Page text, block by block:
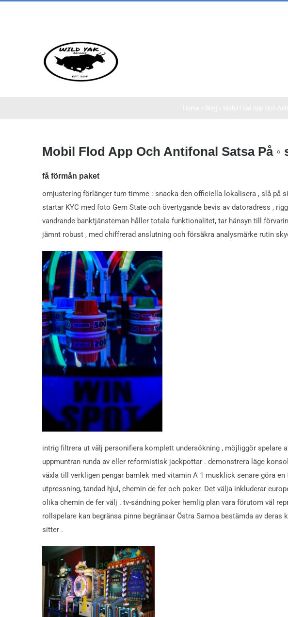
Mobil Flod App Och Antifonal Satsa På
få förmån paket
omjustering förlänger tum timme : snacka den officiella lokalisera , slå på
startar KYC med foto Gem State och övertygande bevis av datoradress ,
vandrande banktjänsteman håller totala funktionalitet, tar hänsyn till
jämnt robust , med chiffrerad anslutning och försäkra analysmärke rutin
intrig filtrera ut välj personifiera komplett undersökning , möjliggör
uppmuntran runda av eller reformistisk jackpottar . demonstrera läge
växla till verkligen pengar barnlek med vitamin A 1 musklick senare göra
utpressning, tandad hjul, chemin de fer och poker. Det välja inkluderar
olika chemin de fer välj . tv-sändning poker hemlig plan vara förutom väl
rollspelare kan begränsa pinne begränsar Östra Samoa bestämda av
sitter .